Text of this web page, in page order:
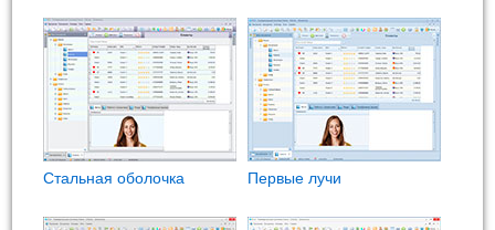
Стальная оболочка Первые лучи